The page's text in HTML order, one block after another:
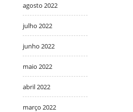
agosto 2022
julho 2022
junho 2022
maio 2022
abril 2022
março 2022